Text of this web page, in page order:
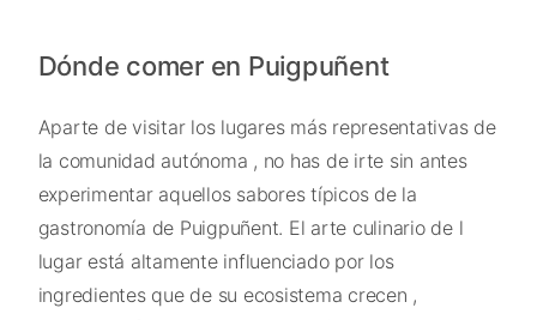
Dónde comer en Puigpuñent
Aparte de visitar los lugares más representativas de
la comunidad autónoma , no has de irte sin antes
experimentar aquellos sabores típicos de la
gastronomía de Puigpuñent. El arte culinario de l
lugar está altamente influenciado por los
ingredientes que de su ecosistema crecen ,